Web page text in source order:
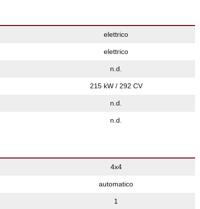
elettrico
elettrico
n.d.
215 kW / 292 CV
n.d.
n.d.
4x4
automatico
1